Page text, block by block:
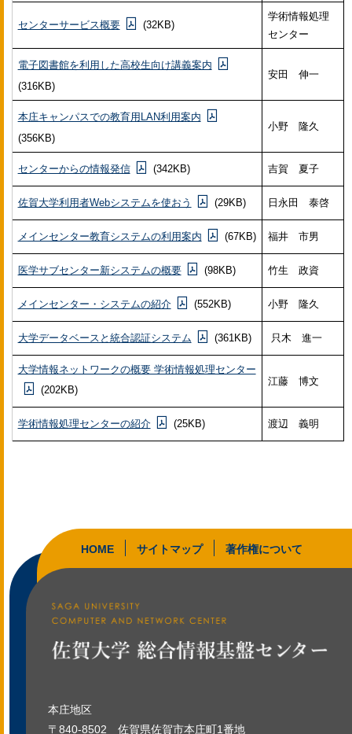
センターサービス概要 (32KB)
学術情報処理
センター
電子図書館を利用した高校生向け講義案内
(316KB)
安田 伸一
本庄キャンパスでの教育用LAN利用案内
(356KB)
小野 隆久
センターからの情報発信 (342KB) 吉賀 夏子
佐賀大学利用者Webシステムを使おう (29KB) 日永田 泰啓
メインセンター教育システムの利用案内 (67KB) 福井 市男
医学サブセンター新システムの概要 (98KB) 竹生 政資
メインセンター・システムの紹介 (552KB) 小野 隆久
大学データベースと統合認証システム (361KB) 只木 進一
大学情報ネットワークの概要 学術情報処理センター
(202KB)
江藤 博文
学術情報処理センターの紹介 (25KB) 渡辺 義明
HOME サイトマップ 著作権について
本庄地区
〒840-8502
佐賀県佐賀市本庄町1番地